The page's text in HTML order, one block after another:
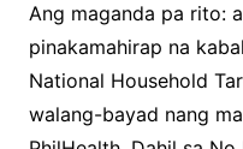
Ang maganda pa rito:
pinakamahirap na
National Household
walang-bayad nang